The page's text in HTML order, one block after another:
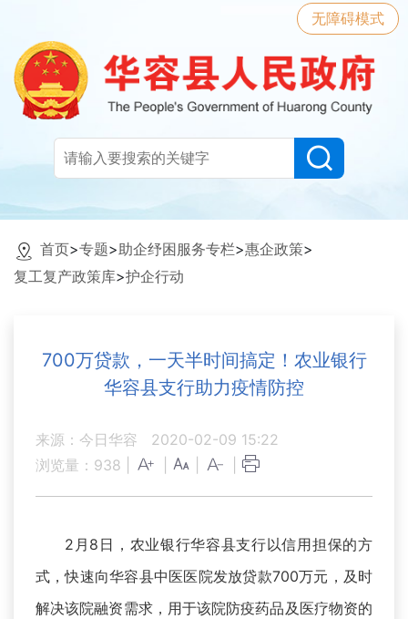
无障碍模式
首页>专题>助企纾困服务专栏>惠企政策>
复工复产政策库>护企行动
700万贷款，一天半时间搞定！农业银行
华容县支行助力疫情防控
来源：今日华容
2020-02-09 15:22
浏览量： 938
2月8日，农业银行华容县支行以信用担保的方
式，快速向华容县中医医院发放贷款700万元，及时
解决该院融资需求，用于该院防疫药品及医疗物资的